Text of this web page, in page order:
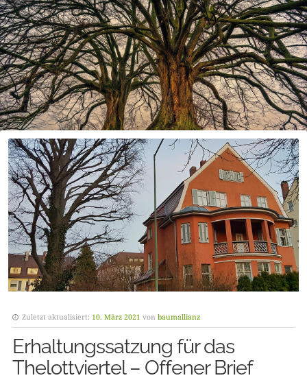
Zuletzt aktualisiert: 10. März 2021 von baumallianz
Erhaltungssatzung für das
Thelottviertel – Offener Brief